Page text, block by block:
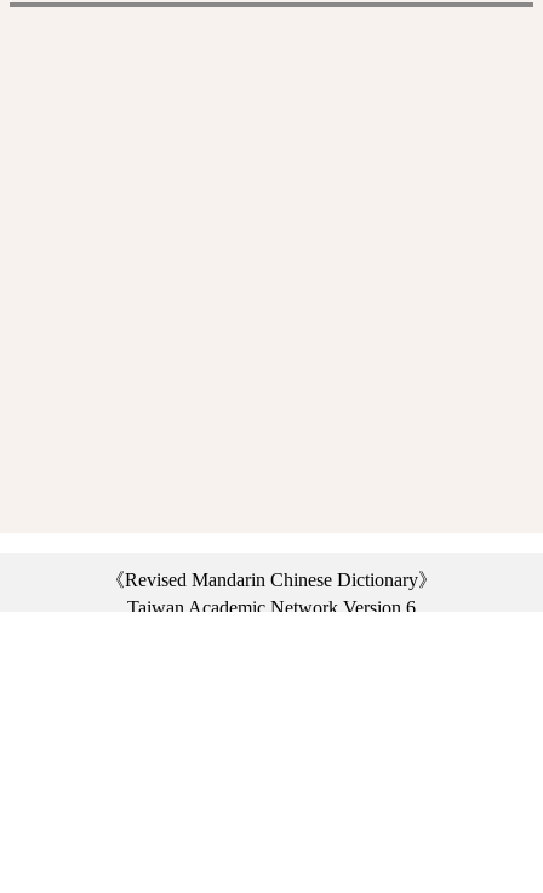
《Revised Mandarin Chinese Dictionary》
Taiwan Academic Network Version 6